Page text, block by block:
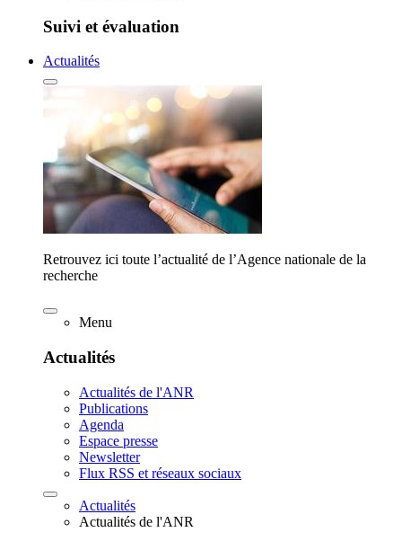
Suivi et évaluation
Actualités
Retrouvez ici toute l’actualité de l’Agence nationale de la
recherche
Menu
Actualités
Actualités de l'ANR
Publications
Agenda
Espace presse
Newsletter
Flux RSS et réseaux sociaux
Actualités
Actualités de l'ANR